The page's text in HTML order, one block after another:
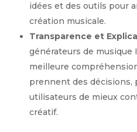
idées et des outils pour
création musicale.
Transparence et
générateurs de musique
meilleure
prennent des décisions,
utilisateurs de mieux
créatif.